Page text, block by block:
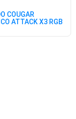
COUGAR
ATTACK X3 RGB